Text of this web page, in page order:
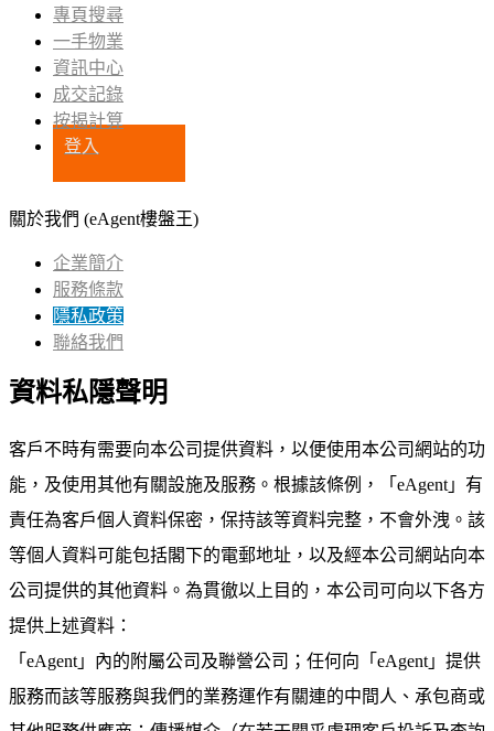
專頁搜尋
一手物業
資訊中心
成交記錄
按揭計算
登入
關於我們 (eAgent樓盤王)
企業簡介
服務條款
隱私政策
聯絡我們
資料私隱聲明
客戶不時有需要向本公司提供資料，以便使用本公司網站的功
能，及使用其他有關設施及服務。根據該條例，「eAgent」有
責任為客戶個人資料保密，保持該等資料完整，不會外洩。該
等個人資料可能包括閣下的電郵地址，以及經本公司網站向本
公司提供的其他資料。為貫徹以上目的，本公司可向以下各方
提供上述資料：
「eAgent」內的附屬公司及聯營公司；任何向「eAgent」提供
服務而該等服務與我們的業務運作有關連的中間人、承包商或